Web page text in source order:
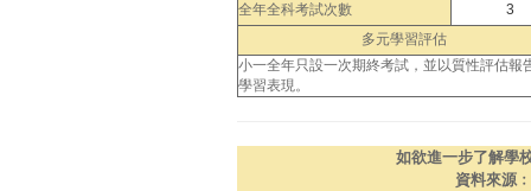
全年全科考試次數
3
多元學習評估
小一全年只設一次期終考試，並以質性評估報
學習表現。
如欲進一步了解學
資料來源﹕